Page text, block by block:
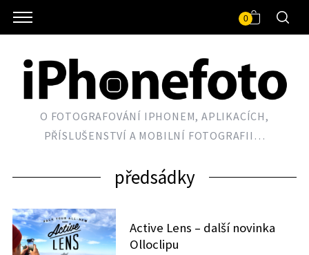
0
O FOTOGRAFOVÁNÍ IPHONEM, APLIKACÍCH,
PŘÍSLUŠENSTVÍ A MOBILNÍ FOTOGRAFII…
předsádky
Active Lens – další novinka
Olloclipu